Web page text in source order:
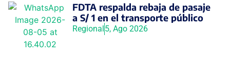
FDTA respalda rebaja de pasaje
a S/ 1 en el transporte público
Regional5, Ago 2026